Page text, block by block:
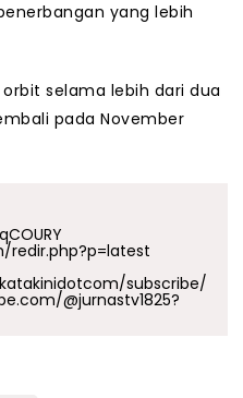
yang lebih
selama lebih dari dua
pada November
subscribe/
@jurnastv1825?